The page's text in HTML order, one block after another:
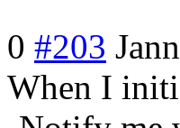
0 #203
When I